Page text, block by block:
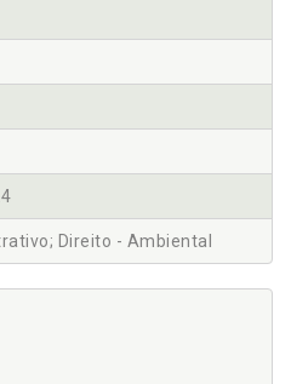
Direito - Ambiental